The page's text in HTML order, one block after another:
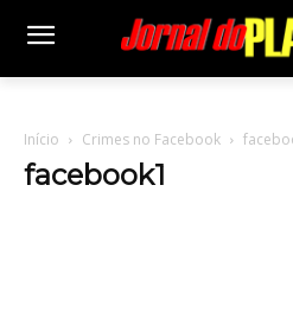
Início Crimes no Facebook
facebook1